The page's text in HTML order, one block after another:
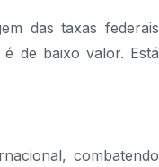
das taxas federais
de baixo valor. Está
combatendo